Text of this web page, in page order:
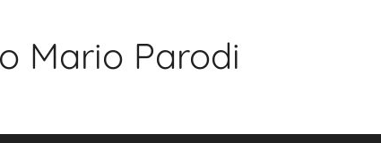
Mario Parodi